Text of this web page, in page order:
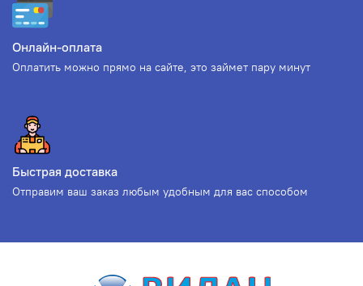
Онлайн-оплата
Оплатить можно прямо на сайте, это займет пару минут
Быстрая доставка
Отправим ваш заказ любым удобным для вас способом